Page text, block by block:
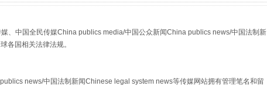
官
、中国全民传媒China publics media/中国公众新闻China publics news/中国法制新
各国相关法律法规。
news/中国法制新闻Chinese legal system news等传媒网站拥有管理笔名和留